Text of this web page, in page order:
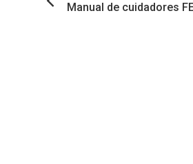
Manual de cuidadores